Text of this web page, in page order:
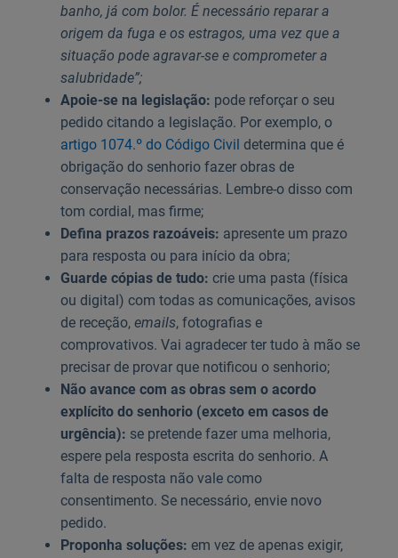
banho, já com bolor. É necessário reparar a
origem da fuga e os estragos, uma vez que a
situação pode agravar-se e comprometer a
salubridade”;
Apoie-se na legislação: pode reforçar o seu
pedido citando a legislação. Por exemplo, o
artigo 1074.º do Código Civil determina que é
obrigação do senhorio fazer obras de
conservação necessárias. Lembre-o disso com
tom cordial, mas firme;
Defina prazos razoáveis: apresente um prazo
para resposta ou para início da obra;
Guarde cópias de tudo: crie uma pasta (física
ou digital) com todas as comunicações, avisos
de receção, emails, fotografias e
comprovativos. Vai agradecer ter tudo à mão se
precisar de provar que notificou o senhorio;
Não avance com as obras sem o acordo
explícito do senhorio (exceto em casos de
urgência): se pretende fazer uma melhoria,
espere pela resposta escrita do senhorio. A
falta de resposta não vale como
consentimento. Se necessário, envie novo
pedido.
Proponha soluções: em vez de apenas exigir,